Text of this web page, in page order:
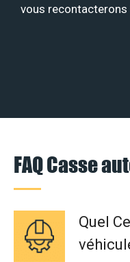
vous recontacterons
FAQ Casse
Quel